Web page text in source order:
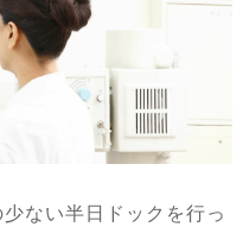
ない半日ドックを行っ